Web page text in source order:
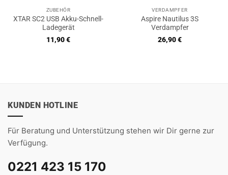
ZUBEHÖR
XTAR SC2 USB Akku-Schnell-
Ladegerät
11,90€
VERDAMPFER
Aspire Nautilus 3S
Verdampfer
26,90€
KUNDEN HOTLINE
Für Beratung und Unterstützung stehen wir Dir gerne zur
Verfügung.
0221 423 15 170